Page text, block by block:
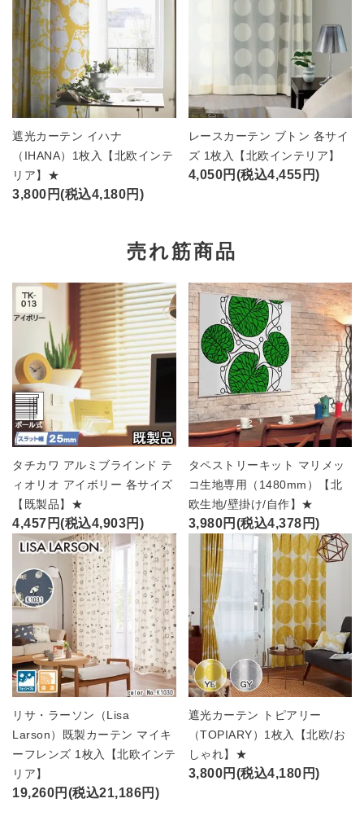
遮光カーテン イハナ
（IHANA）1枚入【北欧インテ
リア】★
3,800円(税込4,180円)
レースカーテン ブトン 各サイ
ズ 1枚入【北欧インテリア】
4,050円(税込4,455円)
売れ筋商品
タチカワ アルミブラインド テ
ィオリオ アイボリー 各サイズ
【既製品】★
4,457円(税込4,903円)
タペストリーキット マリメッ
コ生地専用（1480mm）【北
欧生地/壁掛け/自作】★
3,980円(税込4,378円)
リサ・ラーソン（Lisa
Larson）既製カーテン マイキ
ーフレンズ 1枚入【北欧インテ
リア】
19,260円(税込21,186円)
遮光カーテン トピアリー
（TOPIARY）1枚入【北欧/お
しゃれ】★
3,800円(税込4,180円)